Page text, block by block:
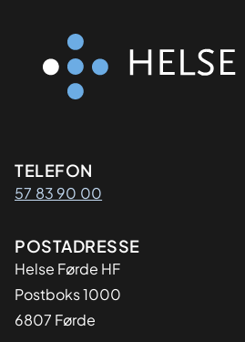
Kontaktinformasjon
TELEFON
57 83 90 00
Adresse
POSTADRESSE
Helse Førde HF
Postboks 1000
6807 Førde